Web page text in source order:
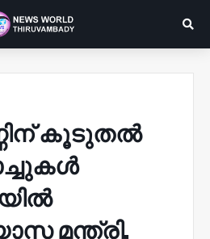
കൂടുതൽ
മന്ത്രി.